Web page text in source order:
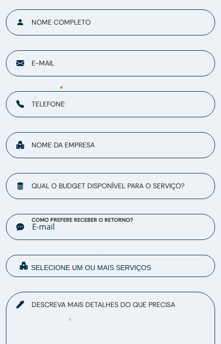
NOME COMPLETO
E-MAIL
TELEFONE
NOME DA EMPRESA
QUAL O BUDGET DISPONÍVEL PARA O SERVIÇO?
COMO PREFERE RECEBER O RETORNO?
DESCREVA MAIS DETALHES DO QUE PRECISA